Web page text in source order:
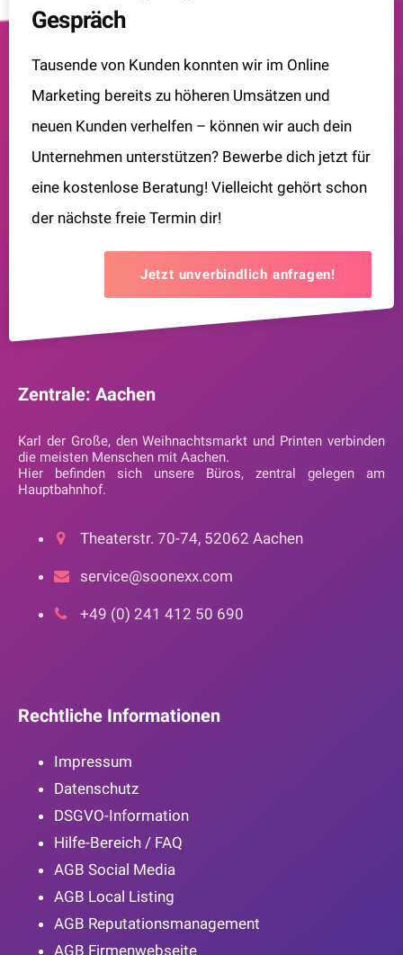
Gespräch
Tausende von Kunden konnten wir im Online
Marketing bereits zu höheren Umsätzen und
neuen Kunden verhelfen – können wir auch dein
Unternehmen unterstützen? Bewerbe dich jetzt für
eine kostenlose Beratung! Vielleicht gehört schon
der nächste freie Termin dir!
Jetzt unverbindlich anfragen!
Zentrale: Aachen
Karl der Große, den Weihnachtsmarkt und Printen verbinden
die meisten Menschen mit Aachen.
Hier befinden sich unsere Büros, zentral gelegen am
Hauptbahnhof.
Theaterstr. 70-74, 52062 Aachen
service@soonexx.com
+49 (0) 241 412 50 690
Rechtliche Informationen
Impressum
Datenschutz
DSGVO-Information
Hilfe-Bereich / FAQ
AGB Social Media
AGB Local Listing
AGB Reputationsmanagement
AGB Firmenwebseite